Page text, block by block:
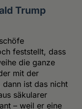
Trump
feststellt, dass
die ganze
mit der
ist das nicht
säkularer
– weil er eine